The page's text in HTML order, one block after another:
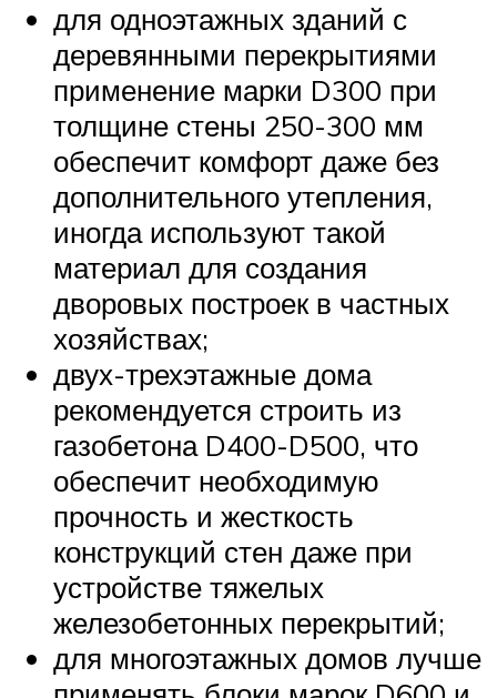
для одноэтажных зданий с
деревянными перекрытиями
применение марки D300 при
толщине стены 250-300 мм
обеспечит комфорт даже без
дополнительного утепления,
иногда используют такой
материал для создания
дворовых построек в частных
хозяйствах;
двух-трехэтажные дома
рекомендуется строить из
газобетона D400-D500, что
обеспечит необходимую
прочность и жесткость
конструкций стен даже при
устройстве тяжелых
железобетонных перекрытий;
для многоэтажных домов лучше